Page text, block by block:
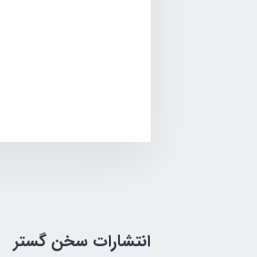
انتشارات سخن گستر